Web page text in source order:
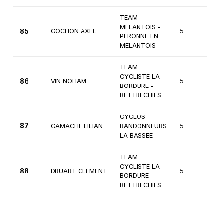
85 GOCHON AXEL
TEAM
MELANTOIS -
PERONNE EN
MELANTOIS
5
86 VIN NOHAM
TEAM
CYCLISTE LA
BORDURE -
BETTRECHIES
5
87 GAMACHE LILIAN
CYCLOS
RANDONNEURS
LA BASSEE
5
88 DRUART CLEMENT
TEAM
CYCLISTE LA
BORDURE -
BETTRECHIES
5